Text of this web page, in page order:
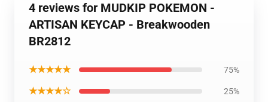
4 reviews for MUDKIP POKEMON -
ARTISAN KEYCAP - Breakwooden
BR2812
★★★★★ 75%
★★★★☆ 25%